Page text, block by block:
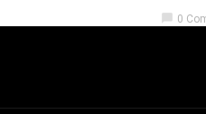
chat_bubble 0